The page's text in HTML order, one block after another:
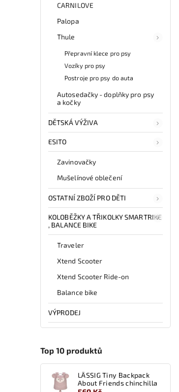
CARNILOVE
Palopa
Thule
Přepravní klece pro psy
Vozíky pro psy
Postroje pro psy do auta
Autosedačky - doplňky pro psy
a kočky
DĚTSKÁ VÝŽIVA
ESITO
Zavinovačky
Mušelínové oblečení
OSTATNÍ ZBOŽÍ PRO DĚTI
KOLOBĚŽKY A TŘIKOLKY SMARTRIKE
, BALANCE BIKE
Traveler
Xtend Scooter
Xtend Scooter Ride-on
Balance bike
VÝPRODEJ
Top 10 produktů
LÄSSIG Tiny Backpack
About Friends chinchilla